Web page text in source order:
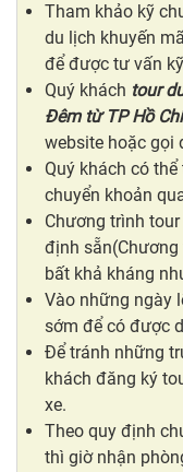
Tham khảo kỹ
du lịch khuyến
để được tư vấn
Quý khách tour
Đêm từ TP Hồ
website hoặc gọi
Quý khách có
chuyển khoản
Chương trình
định
bất khả kháng
Vào những ngày
sớm để có được
Để tránh những
khách đăng ký
xe.
Theo quy định
thì giờ nhận